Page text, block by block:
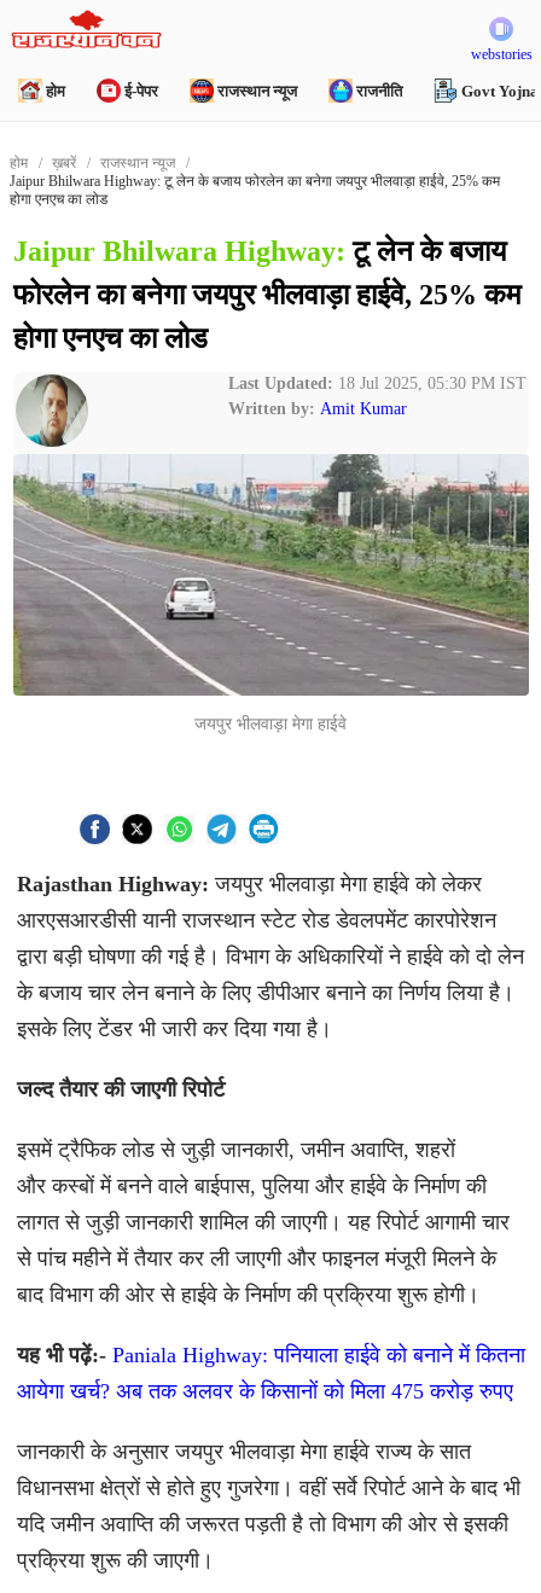
webstories
होम ई-पेपर राजस्थान न्यूज राजनीति Govt Yojna
होम ख़बरें
राजस्थान न्यूज
Jaipur Bhilwara Highway: टू लेन के बजाय फोरलेन का बनेगा जयपुर भीलवाड़ा हाईवे, 25% कम
होगा एनएच का लोड
Jaipur Bhilwara Highway: टू लेन के बजाय
फोरलेन का बनेगा जयपुर भीलवाड़ा हाईवे, 25% कम
होगा एनएच का लोड
Last Updated: 18 Jul 2025, 05:30 PM IST
Written by: Amit Kumar
जयपुर भीलवाड़ा मेगा हाईवे
Rajasthan Highway:जयपुर भीलवाड़ा मेगा हाईवे को लेकर
आरएसआरडीसी यानी राजस्थान स्टेट रोड डेवलपमेंट कारपोरेशन
द्वारा बड़ी घोषणा की गई है। विभाग के अधिकारियों ने हाईवे को दो लेन
के बजाय चार लेन बनाने के लिए डीपीआर बनाने का निर्णय लिया है।
इसके लिए टेंडर भी जारी कर दिया गया है।
जल्द तैयार की जाएगी रिपोर्ट
इसमें ट्रैफिक लोड से जुड़ी जानकारी, जमीन अवाप्ति, शहरों
और कस्बों में बनने वाले बाईपास, पुलिया और हाईवे के निर्माण की
लागत से जुड़ी जानकारी शामिल की जाएगी। यह रिपोर्ट आगामी चार
से पांच महीने में तैयार कर ली जाएगी और फाइनल मंजूरी मिलने के
बाद विभाग की ओर से हाईवे के निर्माण की प्रक्रिया शुरू होगी।
यह भी पढ़ें:- Paniala Highway: पनियाला हाईवे को बनाने में कितना
आयेगा खर्च? अब तक अलवर के किसानों को मिला 475 करोड़ रुपए
जानकारी के अनुसार जयपुर भीलवाड़ा मेगा हाईवे राज्य के सात
विधानसभा क्षेत्रों से होते हुए गुजरेगा। वहीं सर्वे रिपोर्ट आने के बाद भी
यदि जमीन अवाप्ति की जरूरत पड़ती है तो विभाग की ओर से इसकी
प्रक्रिया शुरू की जाएगी।